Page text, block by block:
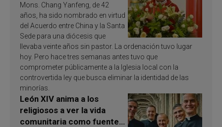
Mons. Chang Yanfeng, de 42
años, ha sido nombrado en virtud
del Acuerdo entre China y la Santa
Sede para una diócesis que
llevaba veinte años sin pastor. La ordenación tuvo lugar
hoy. Pero hace tres semanas antes tuvo que
comprometer públicamente a la Iglesia local con la
controvertida ley que busca eliminar la identidad de las
minorías.
León XIV anima a los
religiosos a ver la vida
comunitaria como fuente